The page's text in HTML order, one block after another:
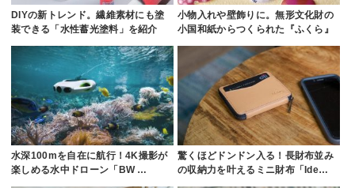
DIYの新トレンド。繊維素材にも塗
装できる「水性蓄光塗料」を紹介
小物入れや壁飾りに。無形文化財の
小国和紙からつくられた『ふくら』
水深100mを自在に航行！4K撮影が
楽しめる水中ドローン「BW …
驚くほどドンドン入る！長財布並み
の収納力を叶えるミニ財布「Ide…